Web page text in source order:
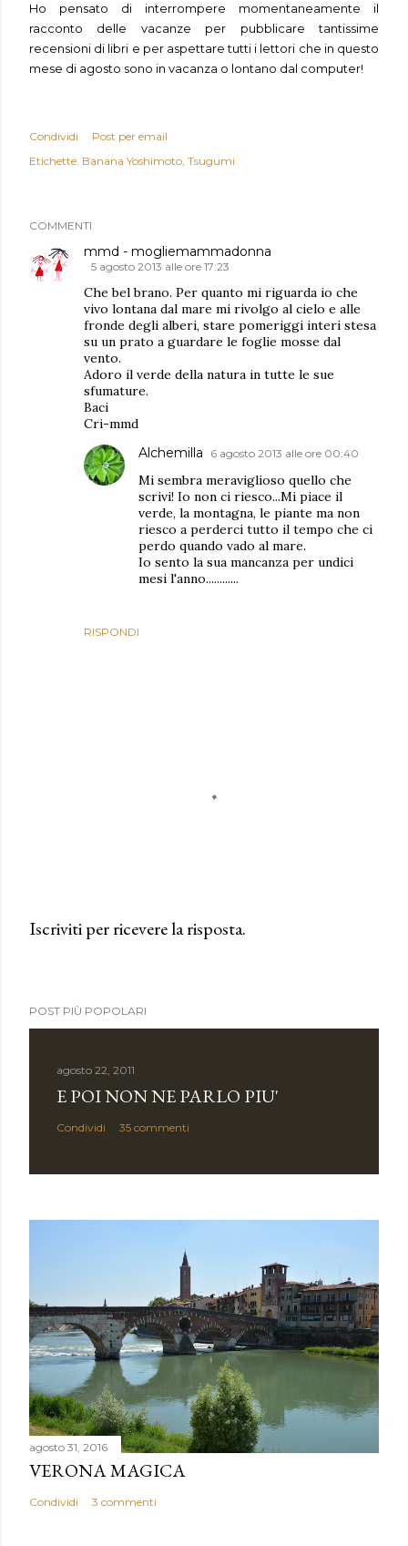
Ho pensato di interrompere momentaneamente il
racconto delle vacanze per pubblicare tantissime
recensioni di libri e per aspettare tutti i lettori che in questo
mese di agosto sono in vacanza o lontano dal computer!
Condividi
Post per email
Etichette: Banana Yoshimoto Tsugumi
COMMENTI
mmd - mogliemammadonna
5 agosto 2013 alle ore 17:23
Che bel brano. Per quanto mi riguarda io che
vivo lontana dal mare mi rivolgo al cielo e alle
fronde degli alberi, stare pomeriggi interi stesa
su un prato a guardare le foglie mosse dal
vento.
Adoro il verde della natura in tutte le sue
sfumature.
Baci
Cri-mmd
RISPONDI
Alchemilla 6 agosto 2013 alle ore 00:40
Mi sembra meraviglioso quello che
scrivi! Io non ci riesco...Mi piace il
verde, la montagna, le piante ma non
riesco a perderci tutto il tempo che ci
perdo quando vado al mare.
Io sento la sua mancanza per undici
mesi l'anno............
t
Iscriviti per ricevere la risposta.
POST PIÙ POPOLARI
agosto 22, 2011
E POI NON NE PARLO PIU'
Condividi 35 commenti
agosto 31, 2016
VERONA MAGICA
Condividi 3 commenti